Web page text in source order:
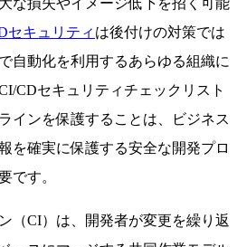
セキュリティ は後付けの対策では
自動化を利用するあらゆる組織に
CDセキュリティチェックリスト
インを保護することは、ビジネス
を確実に保護する安全な開発プロ
です。
（CI）は、開発者が変更を繰り返